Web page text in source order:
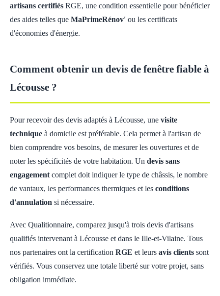
artisans certifiés RGE, une condition essentielle pour bénéficier
des aides telles que MaPrimeRénov' ou les certificats
d'économies d'énergie.
Comment obtenir un devis de fenêtre fiable à
Lécousse ?
Pour recevoir des devis adaptés à Lécousse, une visite
technique à domicile est préférable. Cela permet à l'artisan de
bien comprendre vos besoins, de mesurer les ouvertures et de
noter les spécificités de votre habitation. Un devis sans
engagement complet doit indiquer le type de châssis, le nombre
de vantaux, les performances thermiques et les conditions
d'annulation si nécessaire.
Avec Qualitionnaire, comparez jusqu'à trois devis d'artisans
qualifiés intervenant à Lécousse et dans le Ille-et-Vilaine. Tous
nos partenaires ont la certification RGE et leurs avis clients sont
vérifiés. Vous conservez une totale liberté sur votre projet, sans
obligation immédiate.